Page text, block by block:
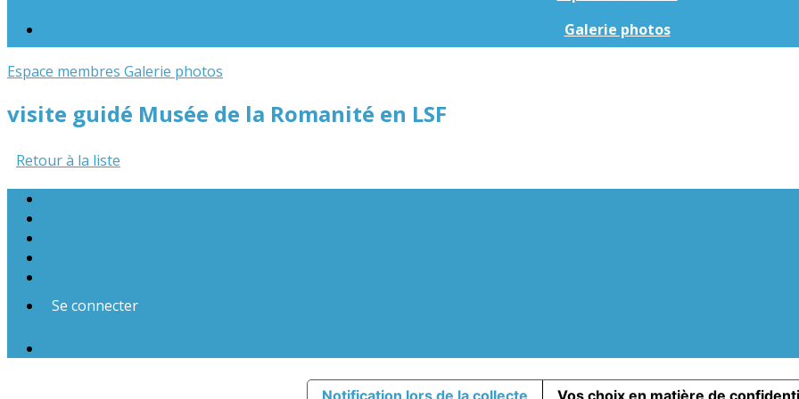
Galerie photos
Espace membres Galerie photos
visite guidé Musée de la Romanité en LSF
Retour à la liste
Se connecter
Notification lors de la collecte Vos choix en matière de